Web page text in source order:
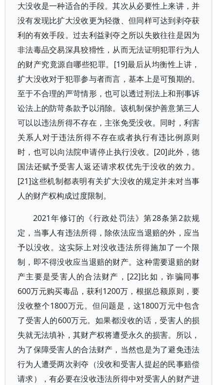
大没收是一种适合的手段。其次从必要性上来讲，并
没有发现比扩大没收更为轻微、但同样可达到剥夺获
利的有效手段。过去利益剥夺之所以失败往往是因为
非法毒品交易深具狡猾性，从而无法证明犯罪行为人
的财产究竟源自哪些犯罪。[19]最后从均衡性上讲，
扩大没收对于犯罪参与者而言，基本上是可预期的。
至于不合理的严苛情形，也可以透过刑法上和刑事诉
讼法上的防苛条款予以消除。该机制保护善意第三人
可以以违法所得不存在，主张免受没收。同时，利害
关系人对于违法所得不存在或者执行有违比例原则
时，也可以向法院申请停止执行没收。[20]此外，德
国法还赋予受害人返还请求权优先于没收的效力。
[21]这些机制都表明有关扩大没收的规定并未对当事
人的财产权构成过度限制。
2021年修订的《行政处罚法》第28条第2款规
定，当事人有违法所得，除依法应当退赔的外，应当
予以没收。这实际上对没收违法所得施加了一个限
制，即不得没收应当退赔的财产。这种需要退赔的财
产主要是受害人的合法财产，[22]比如，诈骗同事
600万元购买毒品，获利1200万，根据总额原则，要
没收整个1800万元。但问题是，这1800万元中包含
了受害人的600万元。如果都没收的话，受害人的损
失就无法填补，其财产权将遭受永久的损害。所以，
为了保障受害人的合法财产，当然也是为了避免违法
行为人遭受两次剥夺（没收和受害人提起的民事赔偿
请求），有必要在没收违法所得中对受害人的财产进